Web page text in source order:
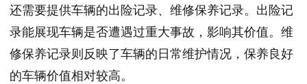
还需要提供车辆的出险记录、维修保养记录。出险记
录能展现车辆是否遭遇过重大事故，影响其价值。维
修保养记录则反映了车辆的日常维护情况，保养良好
的车辆价值相对较高。